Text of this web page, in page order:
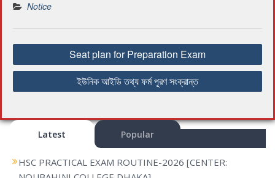
Notice
P
o
t
a
g
Seat plan for Preparation Exam
ইউনিক আইডি তথ্য ফর্ম পূরণ সংক্রান্ত
Latest Popular
HSC PRACTICAL EXAM ROUTINE-2026 [CENTER: